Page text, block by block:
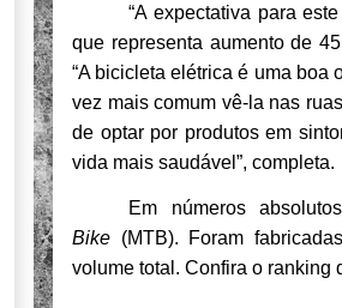
“A expectativa para
que representa aumento de
“A bicicleta elétrica é uma boa
vez mais comum vê-la nas
de optar por produtos em
vida mais saudável”, completa.
Em números
Bike (MTB). Foram
volume total. Confira o ranking